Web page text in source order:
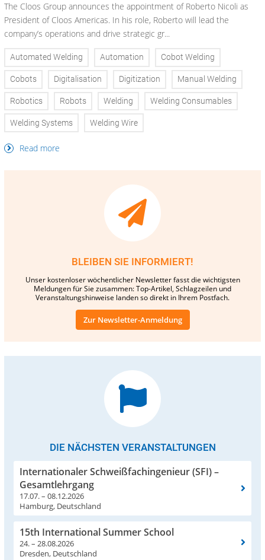
The Cloos Group announces the appointment of Roberto Nicoli as
President of Cloos Americas. In his role, Roberto will lead the
company’s operations and drive strategic gr...
Automated Welding Automation Cobot Welding
Cobots Digitalisation Digitization Manual Welding
Robotics Robots Welding Welding Consumables
Welding Systems Welding Wire
Read more
BLEIBEN SIE INFORMIERT!
Unser kostenloser wöchentlicher Newsletter fasst die wichtigsten
Meldungen für Sie zusammen: Top-Artikel, Schlagzeilen und
Veranstaltungshinweise landen so direkt in Ihrem Postfach.
Zur Newsletter-Anmeldung
DIE NÄCHSTEN VERANSTALTUNGEN
Internationaler Schweißfachingenieur (SFI) –
Gesamtlehrgang
17.07. – 08.12.2026
Hamburg, Deutschland
15th International Summer School
24. – 28.08.2026
Dresden, Deutschland